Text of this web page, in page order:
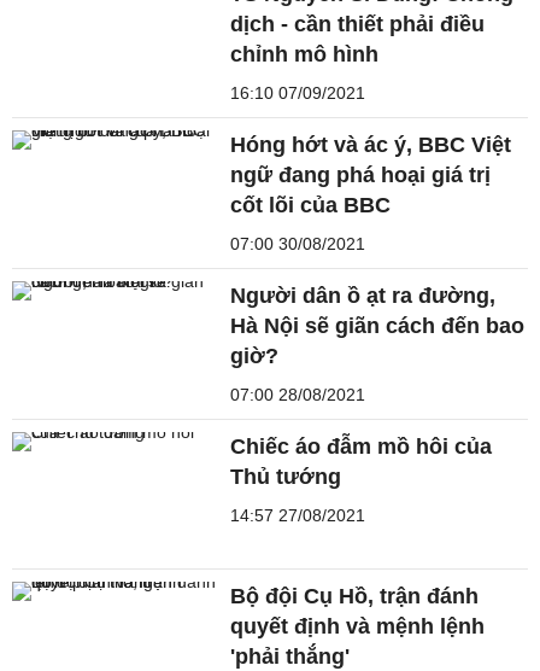
dịch - cần thiết phải điều
chỉnh mô hình
16:10 07/09/2021
Hóng hớt và ác ý, BBC Việt
ngữ đang phá hoại giá trị
cốt lõi của BBC
07:00 30/08/2021
Người dân ồ ạt ra đường,
Hà Nội sẽ giãn cách đến bao
giờ?
07:00 28/08/2021
Chiếc áo đẫm mồ hôi của
Thủ tướng
14:57 27/08/2021
Bộ đội Cụ Hồ, trận đánh
quyết định và mệnh lệnh
'phải thắng'